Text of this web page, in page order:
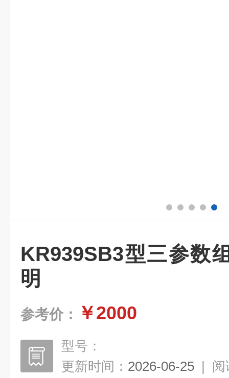
KR939SB3型三参数
明
参考价： ￥2000
型号：
更新时间： 2026-06-25 | 阅